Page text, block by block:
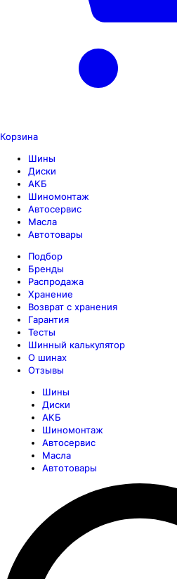
Корзина
Шины
Диски
АКБ
Шиномонтаж
Автосервис
Масла
Автотовары
Подбор
Бренды
Распродажа
Хранение
Возврат с хранения
Гарантия
Тесты
Шинный калькулятор
О шинах
Отзывы
Шины
Диски
АКБ
Шиномонтаж
Автосервис
Масла
Автотовары